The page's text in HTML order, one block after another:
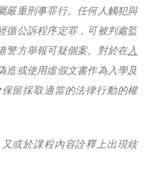
嚴重刑事罪行。任何人觸犯與
循公訴程序定罪，可被判處監
警方舉報可疑個案。對於在入
造或使用虛假文書作為入學及
留採取適當的法律行動的權
或於課程內容詮釋上出現歧